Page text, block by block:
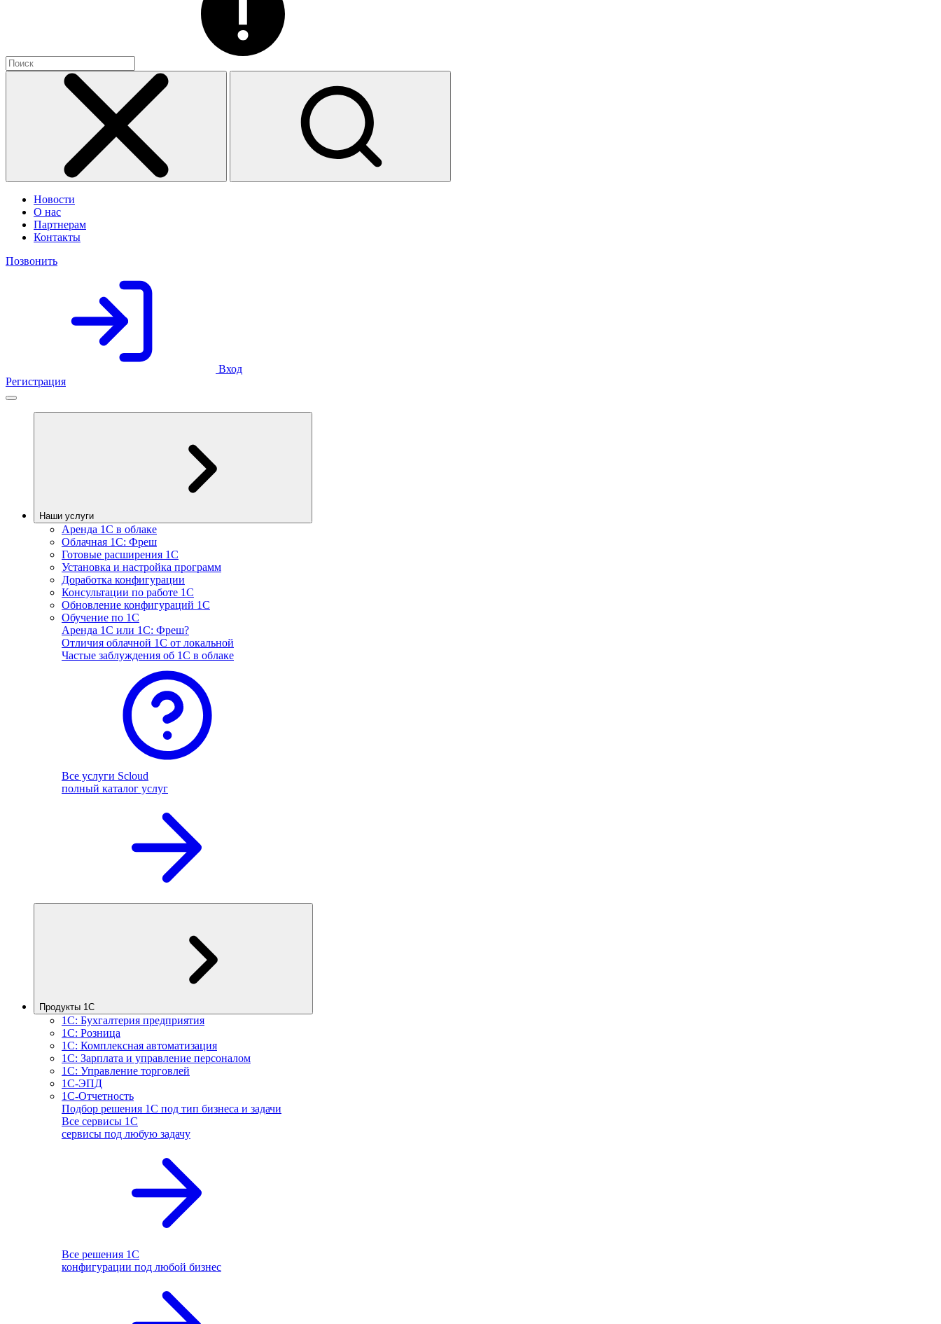
Новости
О нас
Партнерам
Контакты
Позвонить
Вход
Регистрация
Наши услуги
Аренда 1С в облаке
Облачная 1С: Фреш
Готовые расширения 1С
Установка и настройка программ
Доработка конфигурации
Консультации по работе 1С
Обновление конфигураций 1С
Обучение по 1С
Аренда 1С или 1С: Фреш?
Отличия облачной 1С от локальной
Частые заблуждения об 1С в облаке
Все услуги Scloud
полный каталог услуг
Продукты 1С
1С: Бухгалтерия предприятия
1С: Розница
1С: Комплексная автоматизация
1С: Зарплата и управление персоналом
1С: Управление торговлей
1С-ЭПД
1С-Отчетность
Подбор решения 1С под тип бизнеса и задачи
Все сервисы 1С
сервисы под любую задачу
Все решения 1С
конфигурации под любой бизнес